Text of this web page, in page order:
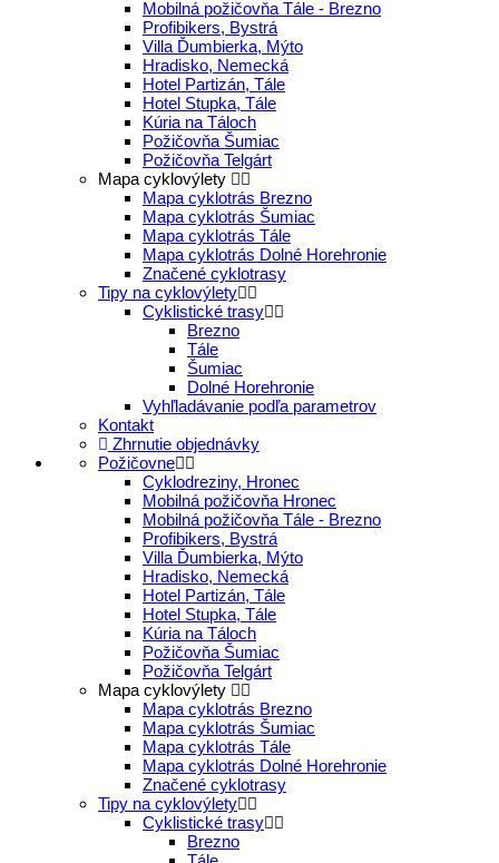
Mobilná požičovňa Tále - Brezno
Profibikers, Bystrá
Villa Ďumbierka, Mýto
Hradisko, Nemecká
Hotel Partizán, Tále
Hotel Stupka, Tále
Kúria na Táloch
Požičovňa Šumiac
Požičovňa Telgárt
Mapa cyklovýlety
Mapa cyklotrás Brezno
Mapa cyklotrás Šumiac
Mapa cyklotrás Tále
Mapa cyklotrás Dolné Horehronie
Značené cyklotrasy
Tipy na cyklovýlety
Cyklistické trasy
Brezno
Tále
Šumiac
Dolné Horehronie
Vyhľladávanie podľa parametrov
Kontakt
Zhrnutie objednávky
Požičovne
Cyklodreziny, Hronec
Mobilná požičovňa Hronec
Mobilná požičovňa Tále - Brezno
Profibikers, Bystrá
Villa Ďumbierka, Mýto
Hradisko, Nemecká
Hotel Partizán, Tále
Hotel Stupka, Tále
Kúria na Táloch
Požičovňa Šumiac
Požičovňa Telgárt
Mapa cyklovýlety
Mapa cyklotrás Brezno
Mapa cyklotrás Šumiac
Mapa cyklotrás Tále
Mapa cyklotrás Dolné Horehronie
Značené cyklotrasy
Tipy na cyklovýlety
Cyklistické trasy
Brezno